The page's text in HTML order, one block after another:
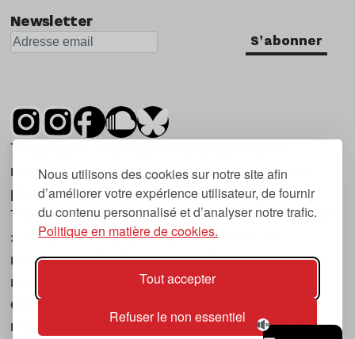
Nous utilisons des cookies sur notre site afin
d’améliorer votre expérience utilisateur, de fournir
du contenu personnalisé et d’analyser notre trafic.
Politique en matière de cookies.
Tout accepter
Refuser le non essentiel
Newsletter
S'abonner
Tsugi est un mensuel indépendant sur la
musique et les nouvelles tendances, dont la
première parution date de 2007.
Tsugi en japonais signifie « prochain », « suivant
», ce qui correspond à la thématique du
magazine, à l’affût des nouvelles tendances
musicales, qu’elles viennent de la musique
électronique, du rock ou du hip hop, et des
nouveaux phénomènes de société liés à la